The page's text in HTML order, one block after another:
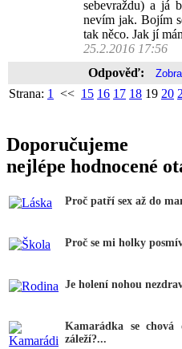
sebevraždu) a já
nevím jak. Bojím
tak něco. Jak jí
25.2.2016 17:56
Odpověď:
Strana: 1 << 15 16 17 18 19 20
Doporučujeme
nejlépe hodnocené
Proč patří sex až do
Proč se mi holky
Je holení nohou
Kamarádka se
záleží?...